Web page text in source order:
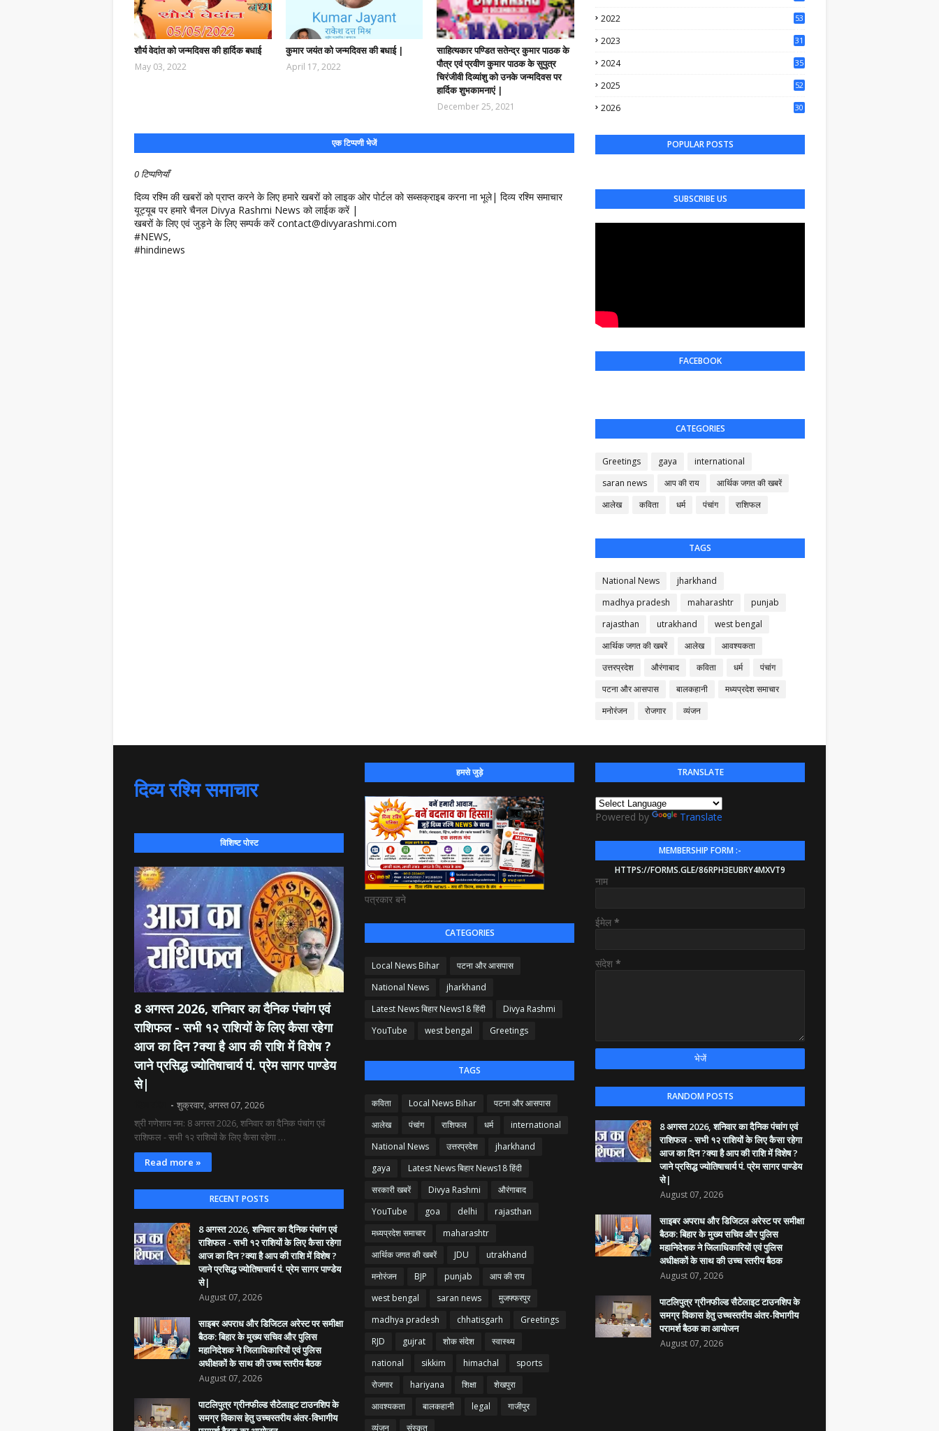
शौर्य वेदांत को जन्मदिवस की हार्दिक बधाई
May 03, 2022
कुमार जयंत को जन्मदिवस की बधाई |
April 17, 2022
साहित्यकार पण्डित सतेन्द्र कुमार पाठक के
पौत्र एवं प्रवीण कुमार पाठक के सुपुत्र
चिरंजीवी दिव्यांशु को उनके जन्मदिवस पर
हार्दिक शुभकामनाएं |
December 25, 2021
एक टिप्पणी भेजें
0 टिप्पणियाँ
दिव्य रश्मि की खबरों को प्राप्त करने के लिए हमारे खबरों को लाइक ओर पोर्टल को सब्सक्राइब करना ना भूले| दिव्य रश्मि समाचार
यूट्यूब पर हमारे चैनल Divya Rashmi News को लाईक करें |
खबरों के लिए एवं जुड़ने के लिए सम्पर्क करें contact@divyarashmi.com
#NEWS,
#hindinews
2022
53
2023
31
2024
35
2025
52
2026
30
POPULAR POSTS
SUBSCRIBE US
FACEBOOK
CATEGORIES
Greetings gaya
international
saran news
आप की राय
आर्थिक जगत की खबरें
आलेख
कविता धर्म पंचांग राशिफल
TAGS
National News
jharkhand
madhya pradesh
maharashtr
punjab
rajasthan
utrakhand
west bengal
आर्थिक जगत की खबरें
आलेख
आवश्यकता
उत्तरप्रदेश
औरंगाबाद कविता धर्म
पंचांग
पटना और आसपास
बालकहानी
मध्यप्रदेश समाचार
मनोरंजन
रोजगार व्यंजन
दिव्य रश्मि समाचार
विशिष्ट पोस्ट
8 अगस्त 2026, शनिवार का दैनिक पंचांग एवं
राशिफल - सभी १२ राशियों के लिए कैसा रहेगा
आज का दिन ?क्या है आप की राशि में विशेष ?
जाने प्रसिद्ध ज्योतिषाचार्य पं. प्रेम सागर पाण्डेय
से|
शुक्रवार, अगस्त 07, 2026
श्री गणेशाय नम: 8 अगस्त 2026, शनिवार का दैनिक पंचांग एवं
राशिफल - सभी १२ राशियों के लिए कैसा रहेगा …
Read more »
RECENT POSTS
8 अगस्त 2026, शनिवार का दैनिक पंचांग एवं
राशिफल - सभी १२ राशियों के लिए कैसा रहेगा
आज का दिन ?क्या है आप की राशि में विशेष ?
जाने प्रसिद्ध ज्योतिषाचार्य पं. प्रेम सागर पाण्डेय
से|
August 07, 2026
साइबर अपराध और डिजिटल अरेस्ट पर समीक्षा
बैठक: बिहार के मुख्य सचिव और पुलिस
महानिदेशक ने जिलाधिकारियों एवं पुलिस
अधीक्षकों के साथ की उच्च स्तरीय बैठक
August 07, 2026
पाटलिपुत्र ग्रीनफील्ड सैटेलाइट टाउनशिप के
समग्र विकास हेतु उच्चस्तरीय अंतर-विभागीय
हमसे जुड़े
पत्रकार बने
CATEGORIES
Local News Bihar
पटना और आसपास
National News
jharkhand
Latest News बिहार News18 हिंदी
Divya Rashmi
YouTube
west bengal Greetings
TAGS
कविता Local News Bihar
पटना और आसपास
आलेख
पंचांग राशिफल धर्म
international
National News
उत्तरप्रदेश
jharkhand
gaya
Latest News बिहार News18 हिंदी
सरकारी खबरें
Divya Rashmi
औरंगाबाद
YouTube
goa delhi
rajasthan
मध्यप्रदेश समाचार
maharashtr
आर्थिक जगत की खबरें
JDU
utrakhand
मनोरंजन
BJP punjab
आप की राय
west bengal
saran news
मुजफ्फरपुर
madhya pradesh
chhatisgarh
Greetings
RJD
gujrat शोक संदेश
स्वास्थ्य
national
sikkim himachal
sports
रोजगार
hariyana शिक्षा
शेखपुरा
आवश्यकता
बालकहानी legal
गाजीपुर
व्यंजन
संस्कृत
TRANSLATE
Powered by Translate
MEMBERSHIP FORM :-
HTTPS://FORMS.GLE/86RPH3EUBRY4MXVT9
नाम
ईमेल *
संदेश *
RANDOM POSTS
8 अगस्त 2026, शनिवार का दैनिक पंचांग एवं
राशिफल - सभी १२ राशियों के लिए कैसा रहेगा
आज का दिन ?क्या है आप की राशि में विशेष ?
जाने प्रसिद्ध ज्योतिषाचार्य पं. प्रेम सागर पाण्डेय
से|
August 07, 2026
साइबर अपराध और डिजिटल अरेस्ट पर समीक्षा
बैठक: बिहार के मुख्य सचिव और पुलिस
महानिदेशक ने जिलाधिकारियों एवं पुलिस
अधीक्षकों के साथ की उच्च स्तरीय बैठक
August 07, 2026
पाटलिपुत्र ग्रीनफील्ड सैटेलाइट टाउनशिप के
समग्र विकास हेतु उच्चस्तरीय अंतर-विभागीय
परामर्श बैठक का आयोजन
August 07, 2026